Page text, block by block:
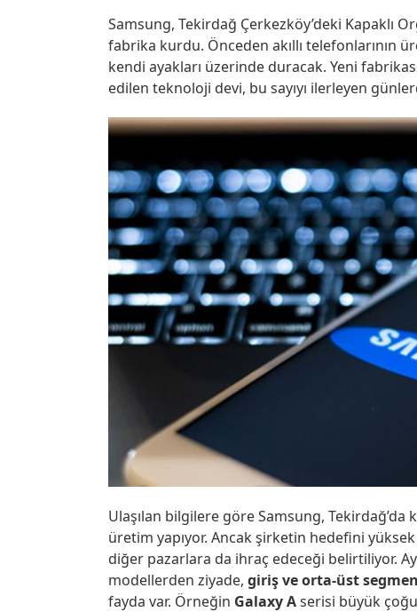
Samsung, Tekirdağ Çerkezköy’deki Kapaklı
fabrika kurdu. Önceden akıllı telefonlarının
kendi ayakları üzerinde duracak. Yeni
edilen teknoloji devi, bu sayıyı ilerleyen
Ulaşılan bilgilere göre Samsung, Tekirdağ’da
üretim yapıyor. Ancak şirketin hedefini
diğer pazarlara da ihraç edeceği belirtiliyor.
modellerden ziyade, giriş ve orta-üst
fayda var. Örneğin Galaxy Aserisi büyük